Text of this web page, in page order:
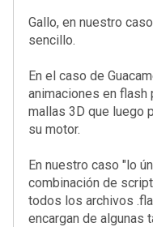
Gallo, en nuestro
sencillo.
En el caso de
animaciones en flash
mallas 3D que luego
su motor.
En nuestro caso "lo
combinación de
todos los archivos
encargan de algunas